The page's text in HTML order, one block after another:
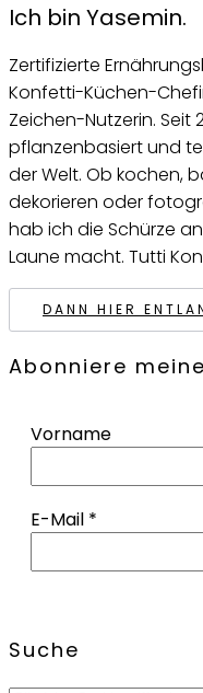
Ich bin Yasemin.
Zertifizierte
Konfetti-Küchen-
Zeichen-Nutzerin. Seit
pflanzenbasiert und
der Welt. Ob kochen,
dekorieren oder
hab ich die Schürze
Laune macht. Tutti
DANN HIER
Abonniere
Vorname
E-Mail *
Suche